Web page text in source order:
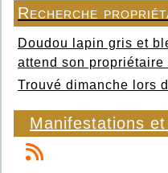
Recherche
Doudou lapin gris et
attend son propriétaire
Trouvé dimanche lors
Manifestations